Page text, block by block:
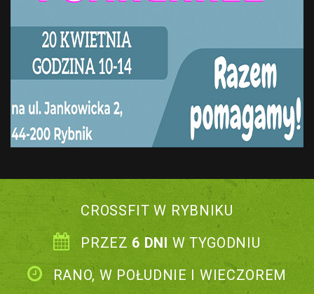
CROSSFIT W RYBNIKU
PRZEZ 6 DNI W TYGODNIU
RANO, W POŁUDNIE I WIECZOREM